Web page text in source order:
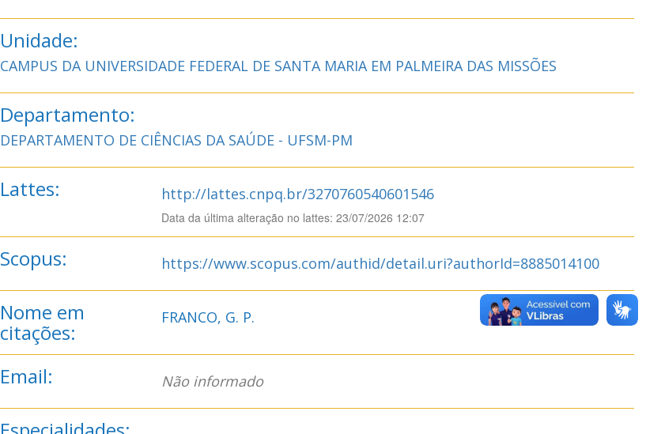
Unidade:
CAMPUS DA UNIVERSIDADE FEDERAL DE SANTA MARIA EM PALMEIRA DAS MISSÕES
Departamento:
DEPARTAMENTO DE CIÊNCIAS DA SAÚDE - UFSM-PM
Lattes: http://lattes.cnpq.br/3270760540601546
Data da última alteração no lattes: 23/07/2026 12:07
Scopus: https://www.scopus.com/authid/detail.uri?authorId=8885014100
Nome em
citações:
FRANCO, G. P.
Email: Não informado